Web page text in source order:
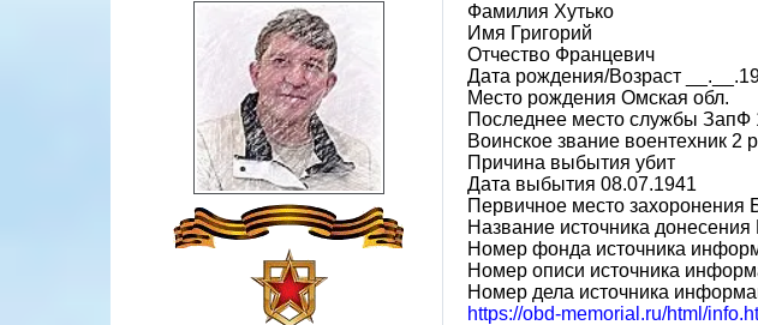
Фамилия Хутько
Имя Григорий
Отчество Францевич
Дата рождения/Возраст
Место рождения Омская обл.
Последнее место службы ЗапФ
Воинское звание воентехник 2
Причина выбытия убит
Дата выбытия 08.07.1941
Первичное место захоронения
Название источника
Номер фонда источника
Номер описи источника
Номер дела источника
https://obd-memorial.ru/html/